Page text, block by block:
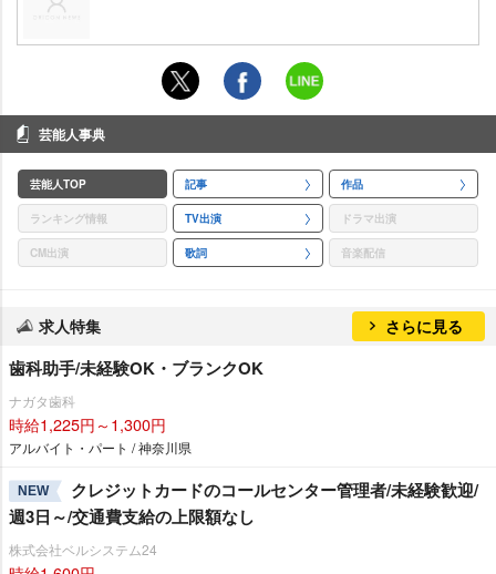
芸能人事典
芸能人TOP 記事 作品
ランキング情報 TV出演 ドラマ出演
CM出演 歌詞 音楽配信
求人特集 さらに見る
歯科助手/未経験OK・ブランクOK
ナガタ歯科
時給1,225円～1,300円
アルバイト・パート / 神奈川県
NEW
クレジットカードのコールセンター管理者/未経験歓迎/
週3日～/交通費支給の上限額なし
株式会社ベルシステム24